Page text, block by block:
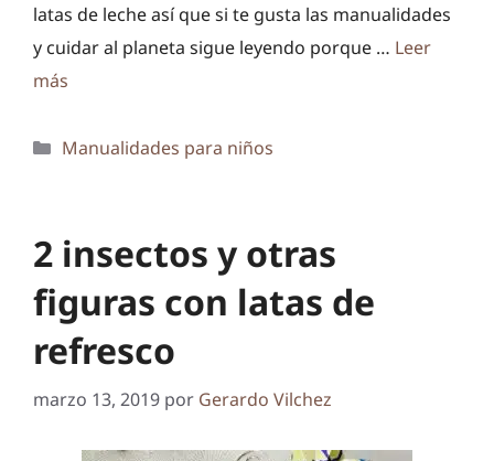
latas de leche así que si te gusta las manualidades
y cuidar al planeta sigue leyendo porque … Leer
más
Categorías
Manualidades para niños
2 insectos y otras
figuras con latas de
refresco
marzo 13, 2019 por Gerardo Vilchez